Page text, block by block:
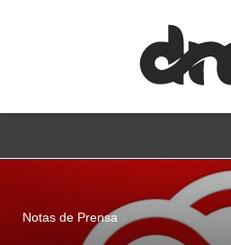
Notas de Prensa